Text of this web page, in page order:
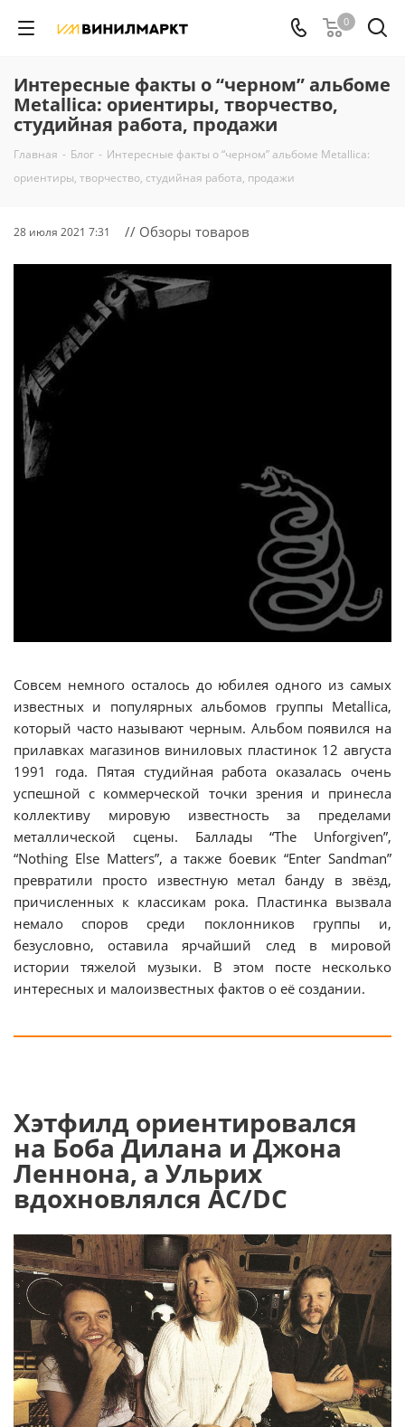
0
Интересные факты о “черном” альбоме
Metallica: ориентиры, творчество,
студийная работа, продажи
Главная - Блог - Интересные факты о “черном” альбоме Metallica:
ориентиры, творчество, студийная работа, продажи
28 июля 2021 7:31 // Обзоры товаров
Совсем немного осталось до юбилея одного из самых
известных и популярных альбомов группы Metallica,
который часто называют черным. Альбом появился на
прилавках магазинов виниловых пластинок 12 августа
1991 года. Пятая студийная работа оказалась очень
успешной с коммерческой точки зрения и принесла
коллективу мировую известность за пределами
металлической сцены. Баллады “The Unforgiven”,
“Nothing Else Matters”, а также боевик “Enter Sandman”
превратили просто известную метал банду в звёзд,
причисленных к классикам рока. Пластинка вызвала
немало споров среди поклонников группы и,
безусловно, оставила ярчайший след в мировой
истории тяжелой музыки. В этом посте несколько
интересных и малоизвестных фактов о её создании.
Хэтфилд ориентировался
на Боба Дилана и Джона
Леннона, а Ульрих
вдохновлялся AC/DC